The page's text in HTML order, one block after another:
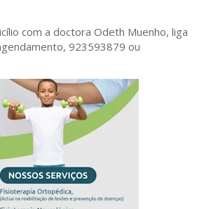
com a doctora Odeth Muenho, liga
923593879 ou